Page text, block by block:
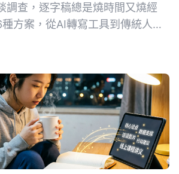
調查，逐字稿總是燒時間又燒經
方案，從AI轉寫工具到傳統人工